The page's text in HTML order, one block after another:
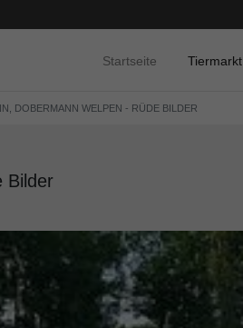
Startseite Tiermarkt
DOBERMANN WELPEN - RÜDE BILDER
Bilder